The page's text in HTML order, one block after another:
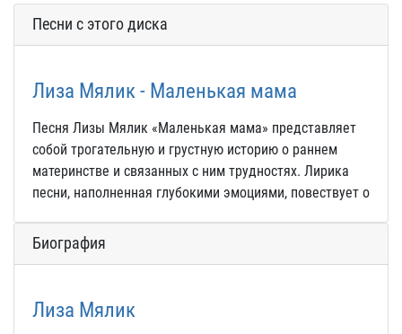
Песни с этого диска
Лиза Мялик - Маленькая мама
Песня Лизы Мялик «Маленькая мама» представляет
собой трогательную и грустную историю о раннем
материнстве и связанных с ним трудностях. Лирика
песни, наполненная глубокими эмоциями, повествует о
Биография
Лиза Мялик